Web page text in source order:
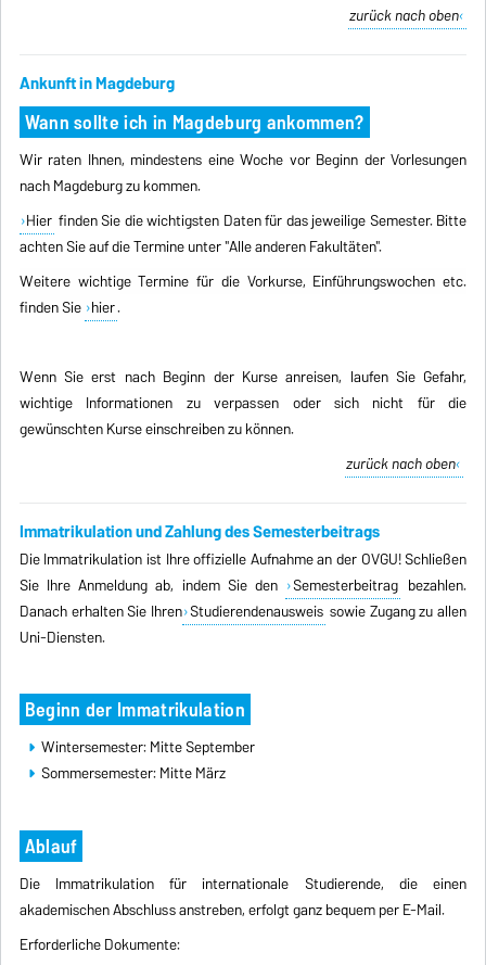
zurück nach oben
Ankunft in Magdeburg
Wann sollte ich in Magdeburg ankommen?
Wir raten Ihnen, mindestens eine Woche vor Beginn der Vorlesungen
nach Magdeburg zu kommen.
Hier finden Sie die wichtigsten Daten für das jeweilige Semester. Bitte
achten Sie auf die Termine unter "Alle anderen Fakultäten".
Weitere wichtige Termine für die Vorkurse, Einführungswochen etc.
finden Sie hier.
Wenn Sie erst nach Beginn der Kurse anreisen, laufen Sie Gefahr,
wichtige Informationen zu verpassen oder sich nicht für die
gewünschten Kurse einschreiben zu können.
zurück nach oben
Immatrikulation und Zahlung des Semesterbeitrags
Die Immatrikulation ist Ihre offizielle Aufnahme an der OVGU! Schließen
Sie Ihre Anmeldung ab, indem Sie den Semesterbeitrag bezahlen.
Danach erhalten Sie Ihren Studierendenausweis sowie Zugang zu allen
Uni-Diensten.
Beginn der Immatrikulation
Wintersemester: Mitte September
Sommersemester: Mitte März
Ablauf
Die Immatrikulation für internationale Studierende, die einen
akademischen Abschluss anstreben, erfolgt ganz bequem per E-Mail.
Erforderliche Dokumente: